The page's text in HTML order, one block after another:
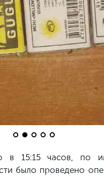
в 15:15 часов, по
было проведено